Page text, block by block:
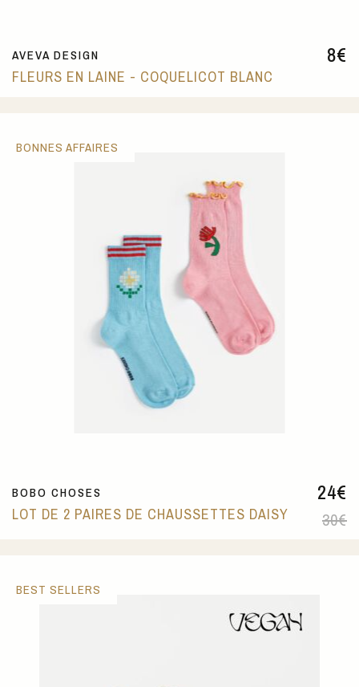
8€
AVEVA DESIGN
FLEURS EN LAINE - COQUELICOT BLANC
24€
30€
BOBO CHOSES
LOT DE 2 PAIRES DE CHAUSSETTES DAISY
BONNES AFFAIRES
BEST SELLERS